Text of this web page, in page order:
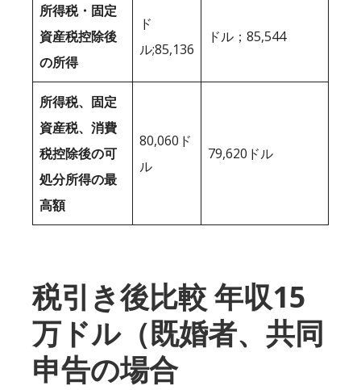
所得税・固定
資産税控除後
の所得
ド
ル;85,136
ドル；85,544
所得税、固定
資産税、消費
税控除後の可
処分所得の最
高額
80,060ド
ル
79,620ドル
税引き後比較 年収15
万ドル（既婚者、共同
申告の場合